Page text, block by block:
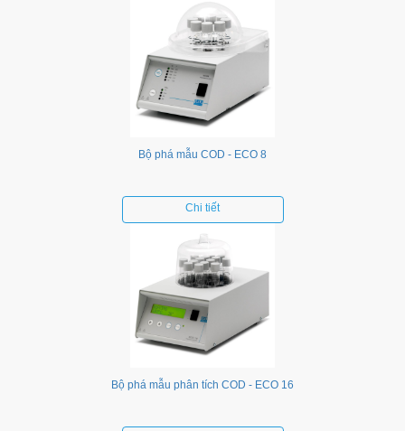
Bộ phá mẫu COD - ECO 8
Chi tiết
Bộ phá mẫu phân tích COD - ECO 16